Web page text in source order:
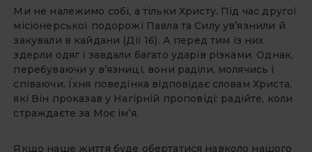
Ми не належимо собі, а тільки Христу. Під час другої
місіонерської подорожі Павла та Силу ув’язнили й
закували в кайдани (Дії 16). А перед тим із них
здерли одяг і завдали багато ударів різками. Однак,
перебуваючи у в’язниці, вони раділи, молячись і
співаючи. Їхня поведінка відповідає словам Христа,
які Він проказав у Нагірній проповіді: радійте, коли
страждаєте за Моє ім’я.
Якщо наше життя буде обертатися навколо нашого